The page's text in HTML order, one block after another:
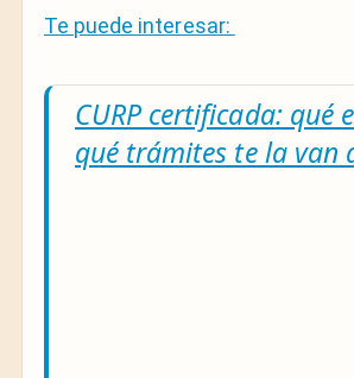
Te puede interesar:
CURP certificada: qué
qué trámites te la van